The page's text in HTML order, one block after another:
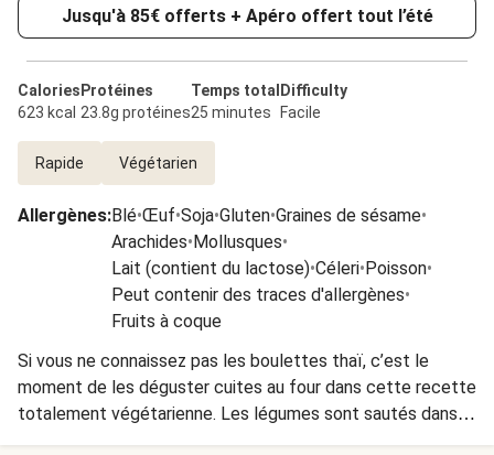
Jusqu'à 85€ offerts + Apéro offert tout l’été
Calories
623 kcal
Protéines
23.8g protéines
Temps total
25 minutes
Difficulty
Facile
Rapide Végétarien
Allergènes:Blé•Œuf•Soja•Gluten•Graines de sésame•
Arachides•Mollusques•
Lait (contient du lactose)•Céleri•Poisson•
Peut contenir des traces d'allergènes•
Fruits à coque
Si vous ne connaissez pas les boulettes thaï, c’est le
moment de les déguster cuites au four dans cette recette
totalement végétarienne. Les légumes sont sautés dans
une sauce aux cacahuètes maison très gourmande pour